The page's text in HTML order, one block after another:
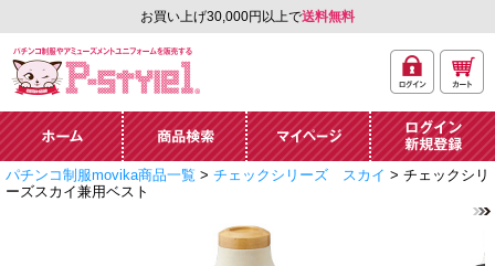
お買い上げ30,000円以上で送料無料
ーズメントユニフォー
ム通販「P-style 1」.
イン
ト
ホーム 商品検索 マイページ
ログイン・新規
パチンコ制服movika商品一覧 > チェックシリーズ スカイ > チェックシリ
ーズスカイ兼用ベスト